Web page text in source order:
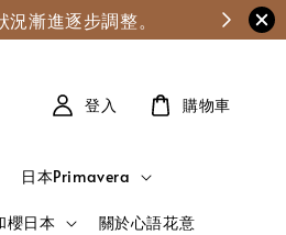
漸進逐步調整。
日本Primavera
櫻日本 關於心語花意
登入 購物車